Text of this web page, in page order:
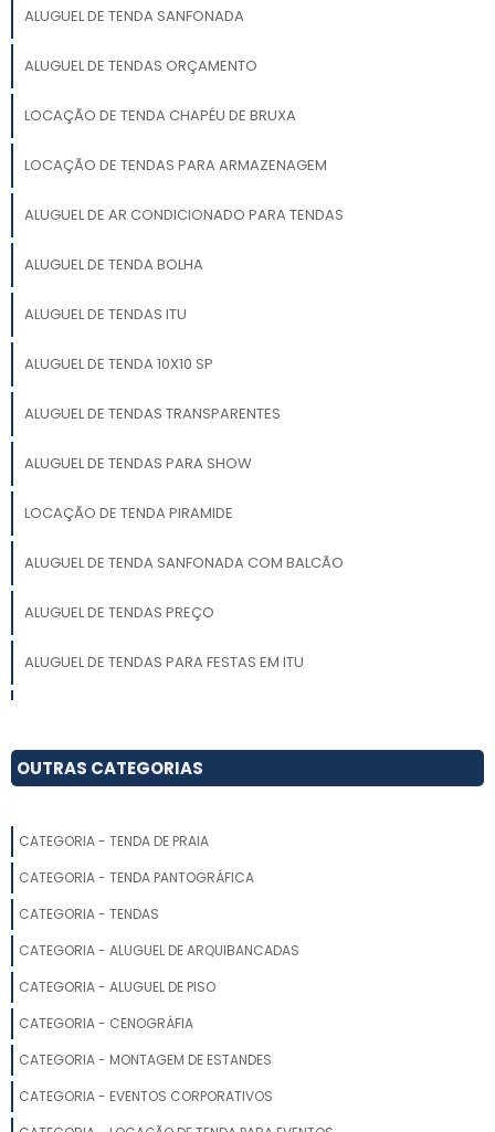
ALUGUEL DE TENDA SANFONADA
ALUGUEL DE TENDAS ORÇAMENTO
LOCAÇÃO DE TENDA CHAPÉU DE BRUXA
LOCAÇÃO DE TENDAS PARA ARMAZENAGEM
ALUGUEL DE AR CONDICIONADO PARA TENDAS
ALUGUEL DE TENDA BOLHA
ALUGUEL DE TENDAS ITU
ALUGUEL DE TENDA 10X10 SP
ALUGUEL DE TENDAS TRANSPARENTES
ALUGUEL DE TENDAS PARA SHOW
LOCAÇÃO DE TENDA PIRAMIDE
ALUGUEL DE TENDA SANFONADA COM BALCÃO
ALUGUEL DE TENDAS PREÇO
ALUGUEL DE TENDAS PARA FESTAS EM ITU
LOCAÇÃO DE TENDAS CAMPINAS
LOCAÇÃO DE UNIFILAS EM SP
LOCAÇÃO TENDA CRISTAL
LOCAÇÃO TENDA GALPÃO
LOCAÇÃO DE TENDAS SANFONADAS
OUTRAS CATEGORIAS
CATEGORIA - TENDA DE PRAIA
CATEGORIA - TENDA PANTOGRÁFICA
CATEGORIA - TENDAS
CATEGORIA - ALUGUEL DE ARQUIBANCADAS
CATEGORIA - ALUGUEL DE PISO
CATEGORIA - CENOGRÁFIA
CATEGORIA - MONTAGEM DE ESTANDES
CATEGORIA - EVENTOS CORPORATIVOS